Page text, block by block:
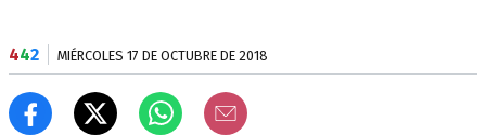
442 MIÉRCOLES 17 DE OCTUBRE DE 2018